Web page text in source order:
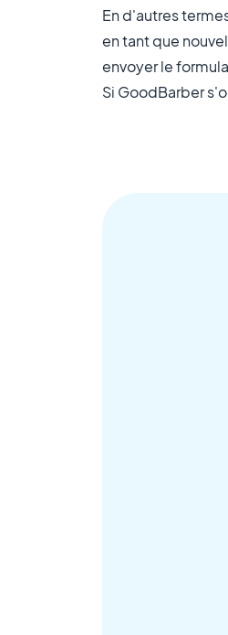
En d'autres
en tant que
envoyer le
Si GoodBarber